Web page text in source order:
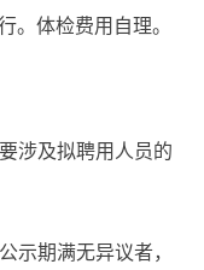
。体检费用自理。
涉及拟聘用人员的
示期满无异议者，